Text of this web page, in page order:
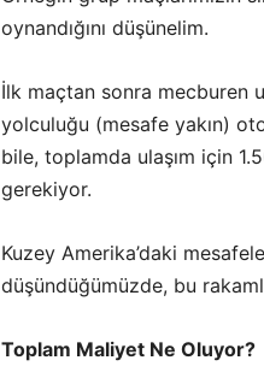
oynandığını düşünelim.
İlk maçtan sonra mecburen
yolculuğu (mesafe yakın)
bile, toplamda ulaşım için
gerekiyor.
Kuzey Amerika’daki
düşündüğümüzde, bu
Toplam Maliyet Ne Oluyor?